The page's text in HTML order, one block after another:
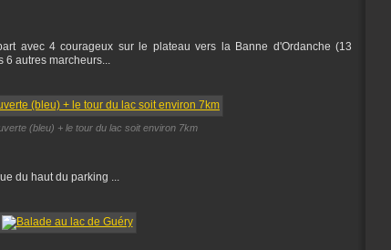
avec 4 courageux sur le plateau vers la Banne d'Ordanche (13
autres marcheurs...
(bleu) + le tour du lac soit environ 7km
du haut du parking ...